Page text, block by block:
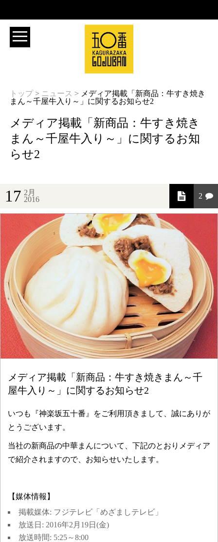
トップ> ニュース > メディア掲載「新商品：牛すき焼き
まん～千屋牛入り～」に関するお知らせ2
メディア掲載「新商品：牛すき焼き
まん～千屋牛入り～」に関するお知
らせ2
17 2月
2016
2
メディア掲載「新商品：牛すき焼きまん～千
屋牛入り～」に関するお知らせ2
いつも『神楽坂五十番』をご利用頂きまして、誠にありが
とうございます。
当社の新商品の中華まんについて、下記のとおりメディア
で紹介されますので、お知らせいたします。
【媒体情報】
掲載媒体: フジテレビ「めざましテレビ」
放送日: 2016年2月19日(金)
放送時間: 5:25～8:00